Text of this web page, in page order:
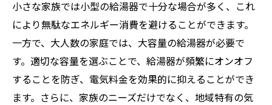
エネルギー効率がもたらす長期的利益
給湯器投資の回収期間を考える
家計を支える給湯器の選び方
将来の光熱費削減を見据えた給湯器選び
給湯器選びがもたらす環境への貢献
小さな家族では小型の給湯器で十分な場合が多く、これ
により無駄なエネルギー消費を避けることができます。
一方で、大人数の家庭では、大容量の給湯器が必要で
す。適切な容量を選ぶことで、給湯器が頻繁にオンオフ
することを防ぎ、電気料金を効果的に抑えることができ
ます。さらに、家族のニーズだけでなく、地域特有の気